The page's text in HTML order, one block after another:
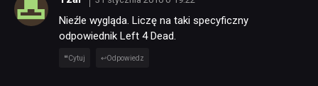
Nieźle wygląda. Liczę na taki specyficzny
odpowiednik Left 4 Dead.
Cytuj Odpowiedz